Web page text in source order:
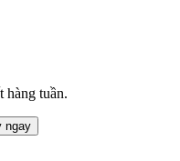
hàng tuần.
ngay